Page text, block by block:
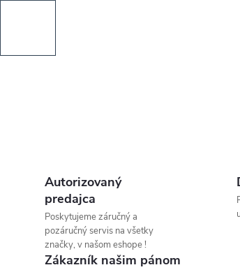
Autorizovaný
predajca
Poskytujeme záručný a
pozáručný servis na všetky
značky, v našom eshope !
Zákazník našim pánom